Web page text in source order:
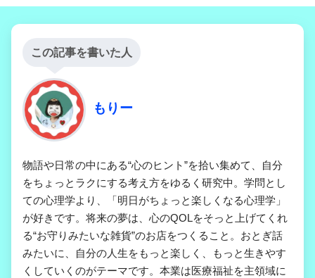
この記事を書いた人
もりー
物語や日常の中にある“心のヒント”を拾い集めて、自分
をちょっとラクにする考え方をゆるく研究中。学問とし
ての心理学より、「明日がちょっと楽しくなる心理学」
が好きです。将来の夢は、心のQOLをそっと上げてくれ
る“お守りみたいな雑貨”のお店をつくること。おとぎ話
みたいに、自分の人生をもっと楽しく、もっと生きやす
くしていくのがテーマです。本業は医療福祉を主領域に